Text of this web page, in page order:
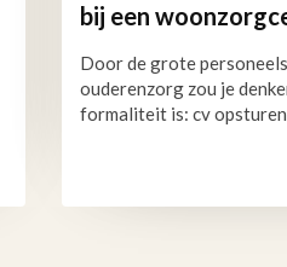
bij een
Door de grote
ouderenzorg zou je
formaliteit is: cv